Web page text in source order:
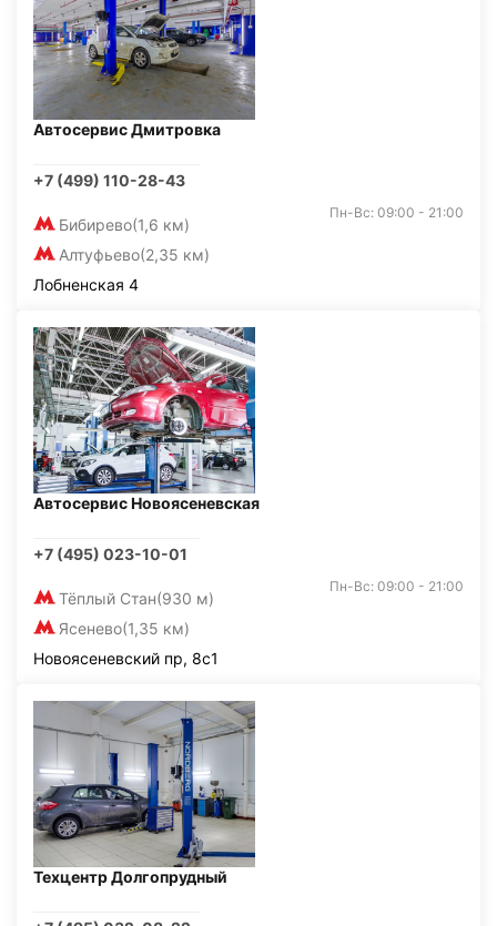
Автосервис Дмитровка
+7 (499) 110-28-43
Бибирево(1,6 км)
Алтуфьево(2,35 км)
Пн-Вс: 09:00 - 21:00
Лобненская 4
Автосервис Новоясеневская
+7 (495) 023-10-01
Тёплый Стан(930 м)
Ясенево(1,35 км)
Пн-Вс: 09:00 - 21:00
Новоясеневский пр, 8с1
Техцентр Долгопрудный